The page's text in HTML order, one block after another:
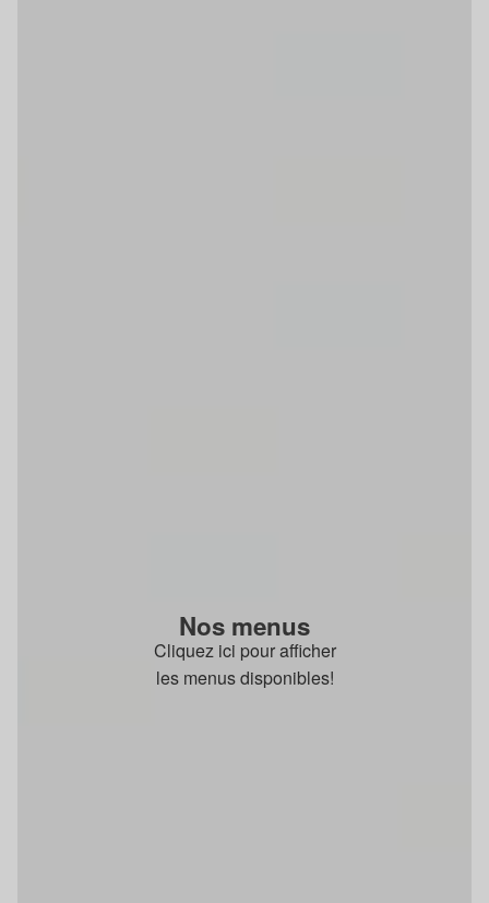
Nos menus
Cliquez ici pour afficher
les menus disponibles!